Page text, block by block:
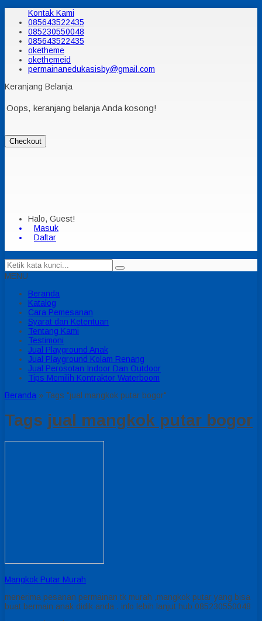
Kontak Kami
085643522435
085230550048
085643522435
oketheme
okethemeid
permainanedukasisby@gmail.com
Keranjang Belanja
Oops, keranjang belanja Anda kosong!
Checkout
Halo, Guest!
Masuk
Daftar
MENU
Beranda
Katalog
Cara Pemesanan
Syarat dan Ketentuan
Tentang Kami
Testimoni
Jual Playground Anak
Jual Playground Kolam Renang
Jual Perosotan Indoor Dan Outdoor
Tips Memilih Kontraktor Waterboom
Beranda » Tags "jual mangkok putar bogor"
Tags jual mangkok putar bogor
Mangkok Putar Murah
menerima pesanan permainan tk murah ,mangkok putar yang bisa
buat bermain anak didik anda . info lebih lanjut hub 085230550048